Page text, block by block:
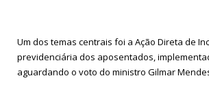
Um dos temas centrais foi a Ação Direta de
previdenciária dos aposentados,
aguardando o voto do ministro Gilmar